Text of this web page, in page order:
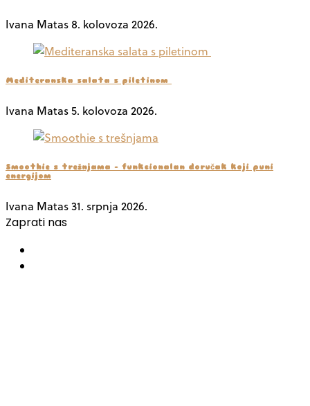
Ivana Matas 8. kolovoza 2026.
Mediteranska salata s piletinom
Ivana Matas5. kolovoza 2026.
Smoothie s trešnjama – funkcionalan doručak koji puni
energijom
Ivana Matas31. srpnja 2026.
Zaprati nas